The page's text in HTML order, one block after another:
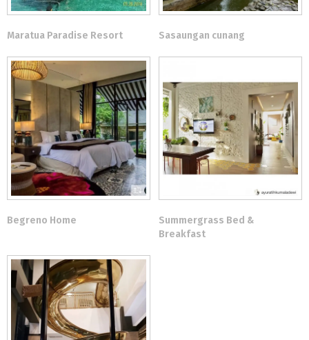
Maratua Paradise Resort Sasaungan cunang
Begreno Home
Summergrass Bed &
Breakfast